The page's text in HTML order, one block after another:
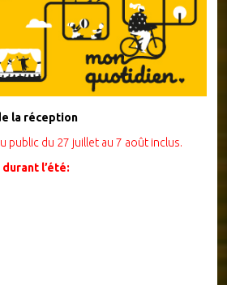
la réception
public du 27 juillet au 7 août inclus.
l’été: